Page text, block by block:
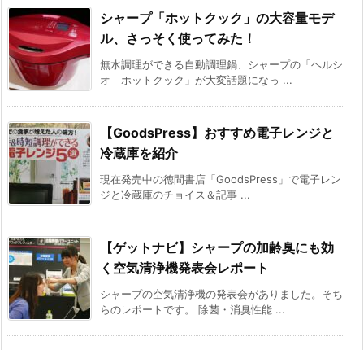
シャープ「ホットクック」の大容量モデ
ル、さっそく使ってみた！
無水調理ができる自動調理鍋、シャープの「ヘルシ
オ ホットクック」が大変話題になっ ...
【GoodsPress】おすすめ電子レンジと
冷蔵庫を紹介
現在発売中の徳間書店「GoodsPress」で電子レン
ジと冷蔵庫のチョイス＆記事 ...
【ゲットナビ】シャープの加齢臭にも効
く空気清浄機発表会レポート
シャープの空気清浄機の発表会がありました。そち
らのレポートです。 除菌・消臭性能 ...